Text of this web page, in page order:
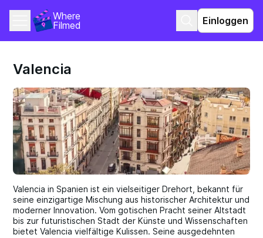
Where
Filmed
Einloggen
Valencia
Valencia in Spanien ist ein vielseitiger Drehort, bekannt für
seine einzigartige Mischung aus historischer Architektur und
moderner Innovation. Vom gotischen Pracht seiner Altstadt
bis zur futuristischen Stadt der Künste und Wissenschaften
bietet Valencia vielfältige Kulissen. Seine ausgedehnten